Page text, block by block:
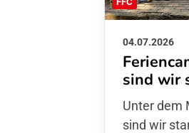
04.07.2026
sind wir
Unter dem
wir stark!“